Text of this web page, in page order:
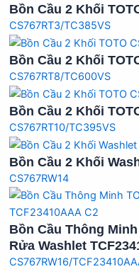
Bồn Cầu 2 Khối
CS767RT3/TC385VS
Bồn Cầu 2 Khối
CS767RT8/TC600VS
Bồn Cầu 2 Khối
CS767RT10/TC395VS
Bồn Cầu 2 Khối
CS767RW14
Bồn Cầu Thông
Rửa Washlet
CS767RW16/